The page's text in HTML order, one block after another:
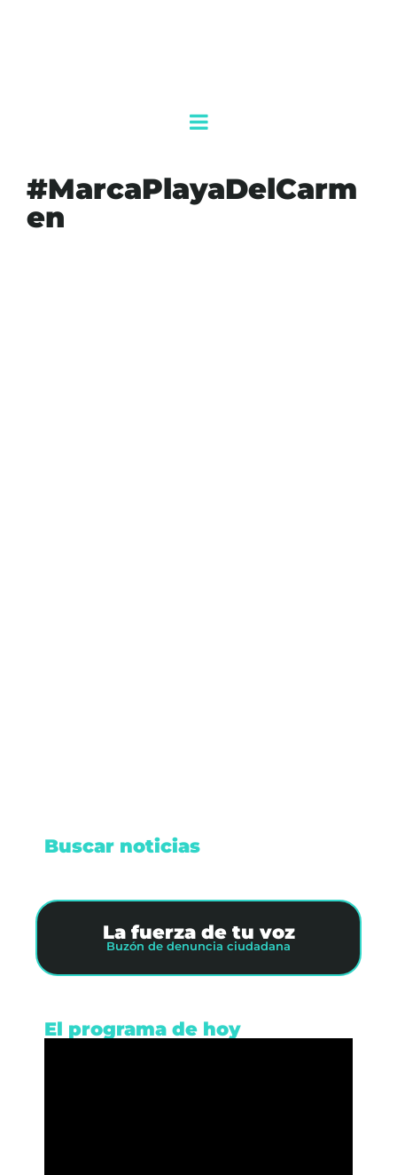
#MarcaPlayaDelCarm
en
Buscar noticias
La fuerza de tu voz
Buzón de denuncia ciudadana
El programa de hoy